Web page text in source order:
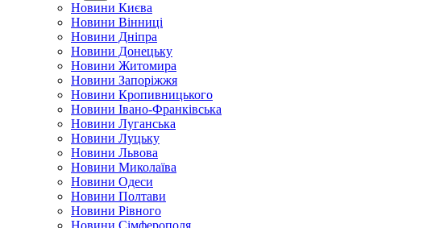
Новини Києва
Новини Вінниці
Новини Дніпра
Новини Донецьку
Новини Житомира
Новини Запоріжжя
Новини Кропивницького
Новини Івано-Франківська
Новини Луганська
Новини Луцьку
Новини Львова
Новини Миколаїва
Новини Одеси
Новини Полтави
Новини Рівного
Новини Сімферополя